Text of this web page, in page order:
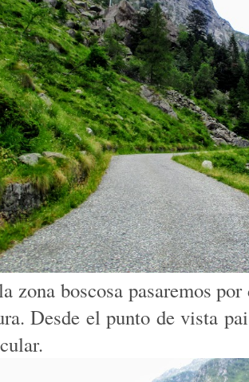
zona boscosa pasaremos
Desde el punto de vista